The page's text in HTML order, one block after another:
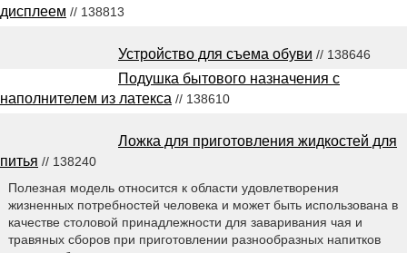
дисплеем // 138813
Устройство для съема обуви // 138646
Подушка бытового назначения с
наполнителем из латекса // 138610
Ложка для приготовления жидкостей для
питья // 138240
Полезная модель относится к области удовлетворения
жизненных потребностей человека и может быть использована в
качестве столовой принадлежности для заваривания чая и
травяных сборов при приготовлении разнообразных напитков